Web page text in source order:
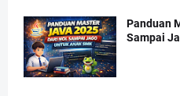
Panduan
Sampai